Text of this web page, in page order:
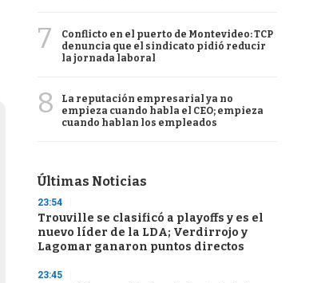
7
Conflicto en el puerto de Montevideo: TCP
denuncia que el sindicato pidió reducir
la jornada laboral
8
La reputación empresarial ya no
empieza cuando habla el CEO; empieza
cuando hablan los empleados
Últimas Noticias
23:54
Trouville se clasificó a playoffs y es el
nuevo líder de la LDA; Verdirrojo y
Lagomar ganaron puntos directos
23:45